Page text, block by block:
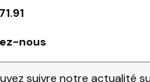
nous
suivre notre actualité